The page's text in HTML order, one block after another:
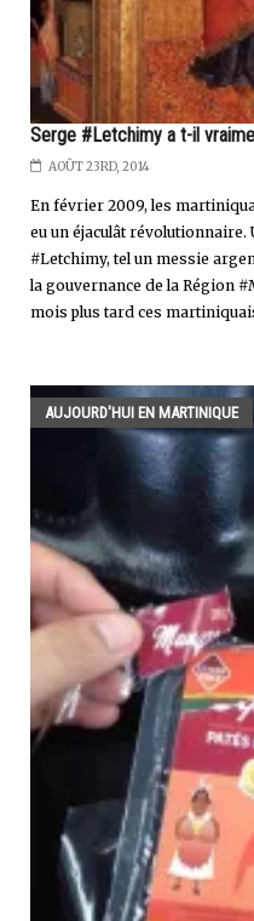
Serge #Letchimy a t-il
AOÛT 23RD, 2014
En février 2009, les
eu un éjaculât révolutionnaire.
#Letchimy, tel un messie
la gouvernance de la Région
mois plus tard ces
AUJOURD'HUI EN MARTINIQUE